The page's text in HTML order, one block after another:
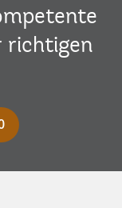
richtigen